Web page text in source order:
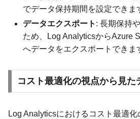
でデータ保持期間を設定できま
データエクスポート : 長期保持
ため、Log AnalyticsからAzure
へデータをエクスポートできま
コスト最適化の視点から見た
Log Analyticsにおけるコスト最適